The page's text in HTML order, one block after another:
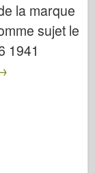
la marque
sujet le
1941